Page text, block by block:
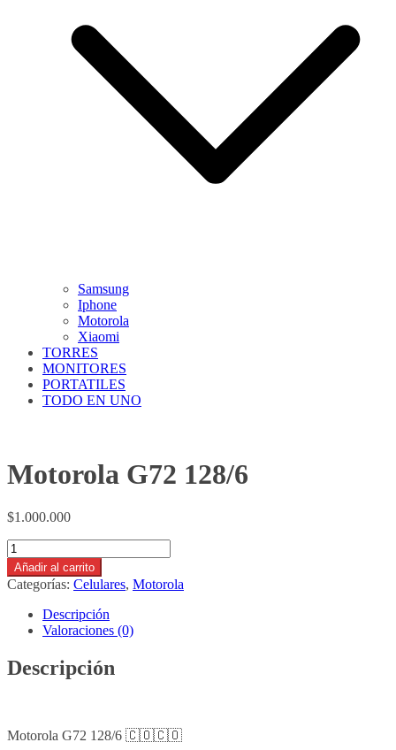
Samsung
Iphone
Motorola
Xiaomi
TORRES
MONITORES
PORTATILES
TODO EN UNO
Motorola G72 128/6
$1.000.000
Motorola
G72
128/6
cantidad
Añadir al carrito
Categorías: Celulares, Motorola
Descripción
Valoraciones (0)
Descripción
Motorola G72 128/6 🇨🇴🇨🇴